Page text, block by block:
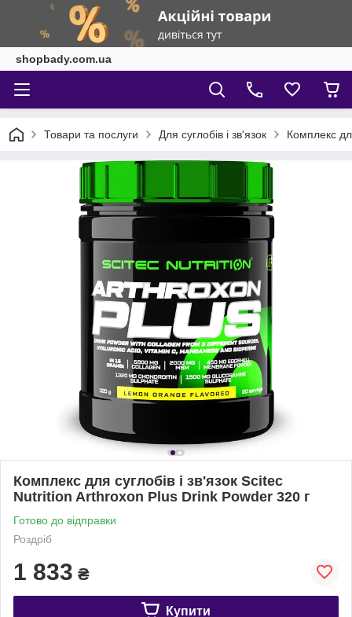
shopbady.com.ua
Товари та послуги Для суглобів і зв'язок Комплекс
Комплекс для суглобів і зв'язок Scitec
Nutrition Arthroxon Plus Drink Powder 320 г
Готово до відправки
Роздріб
1 833 ₴
Купити